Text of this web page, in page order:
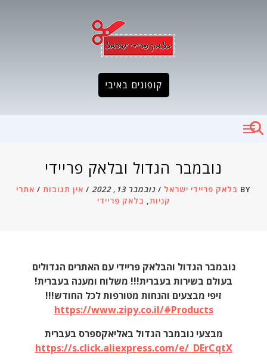
קופונים באיבי
נובמבר הגדול ובלאק פריידי
BY בלאק פריידי ישראל / נובמבר 13, 2022 / אין תגובות / אתרי
קניות, בלאק פריידי
נובמבר הגדול והבלאק פריידי עם האתרים הגדולים
בעולם בשירות בעברית!!! משלוח ומענה בעברית!
זיפי מבצעים והנחות מטורפות לכל החודש!!!
https://www.zipy.co.il/#Products
מבצעי נובמבר הגדול באליאקספרס בעברית
https://s.click.aliexpress.com/e/_DErCqtX